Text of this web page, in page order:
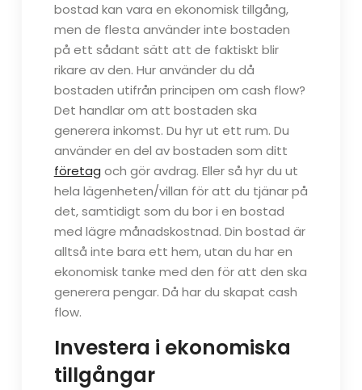
bostad kan vara en ekonomisk tillgång,
men de flesta använder inte bostaden
på ett sådant sätt att de faktiskt blir
rikare av den. Hur använder du då
bostaden utifrån principen om cash flow?
Det handlar om att bostaden ska
generera inkomst. Du hyr ut ett rum. Du
använder en del av bostaden som ditt
företag och gör avdrag. Eller så hyr du ut
hela lägenheten/villan för att du tjänar på
det, samtidigt som du bor i en bostad
med lägre månadskostnad. Din bostad är
alltså inte bara ett hem, utan du har en
ekonomisk tanke med den för att den ska
generera pengar. Då har du skapat cash
flow.
Investera i ekonomiska
tillgångar